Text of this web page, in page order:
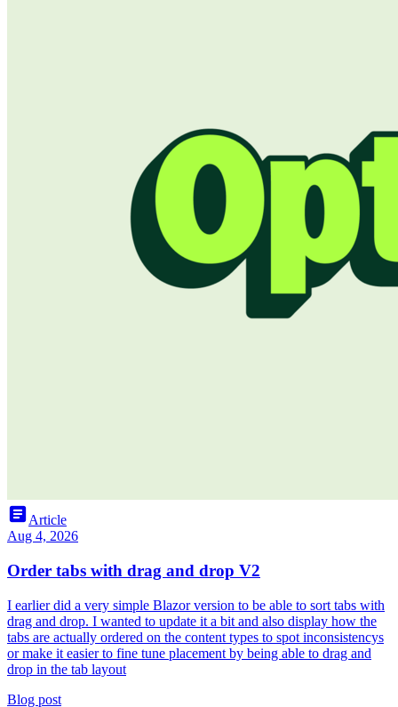
articleArticle
Aug 4, 2026
Order tabs with drag and drop V2
I earlier did a very simple Blazor version to be able to sort tabs with
drag and drop. I wanted to update it a bit and also display how the
tabs are actually ordered on the content types to spot inconsistencys
or make it easier to fine tune placement by being able to drag and
drop in the tab layout
Blog post